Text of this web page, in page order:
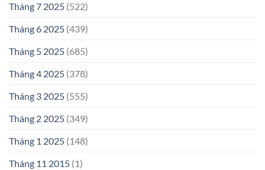
Tháng 7 2025 (522)
Tháng 6 2025 (439)
Tháng 5 2025 (685)
Tháng 4 2025 (378)
Tháng 3 2025 (555)
Tháng 2 2025 (349)
Tháng 1 2025 (148)
Tháng 11 2015 (1)